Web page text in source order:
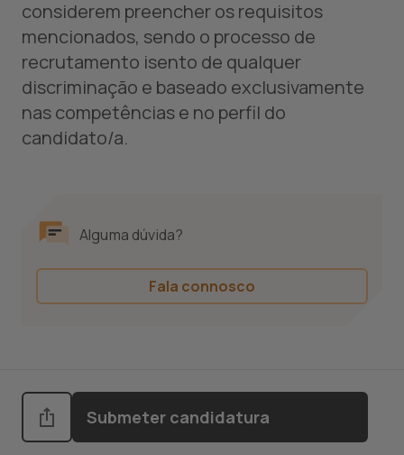
considerem preencher os requisitos
mencionados, sendo o processo de
recrutamento isento de qualquer
discriminação e baseado exclusivamente
nas competências e no perfil do
candidato/a.
Alguma dúvida?
Fala connosco
Submeter candidatura